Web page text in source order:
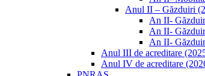
Anul II – Găzduiri
An II-
An II-
An II-
Anul III de acreditare
Anul IV de acreditare